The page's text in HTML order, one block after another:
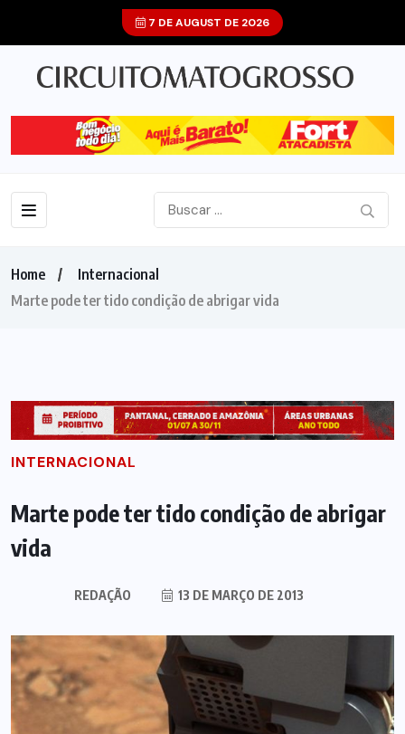
7 DE AUGUST DE 2026
Home
Internacional
Marte pode ter tido condição de abrigar vida
INTERNACIONAL
Marte pode ter tido condição de abrigar
vida
REDAÇÃO 13 DE MARÇO DE 2013